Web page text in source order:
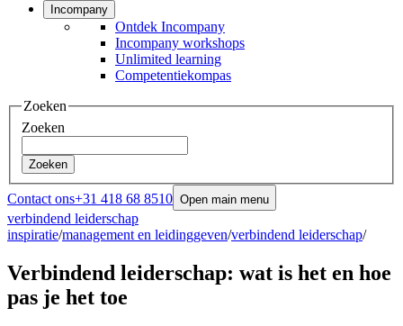
Incompany
Ontdek Incompany
Incompany workshops
Unlimited learning
Competentiekompas
Zoeken
Zoeken
Zoeken
Contact ons+31 418 68 8510 Open main menu
verbindend leiderschap
inspiratie/management en leidinggeven/verbindend leiderschap/
Verbindend leiderschap: wat is het en hoe
pas je het toe